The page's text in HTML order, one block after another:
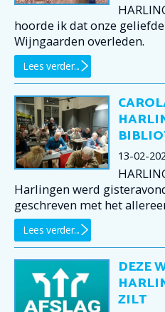
hoorde ik dat onze
Wijngaarden overleden.
Lees verder...
13-02-
Harlingen werd
geschreven met het
Lees verder...
DEZE
ZILT